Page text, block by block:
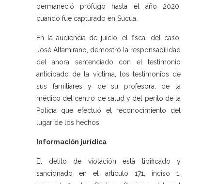
permaneció prófugo hasta el año 2020,
cuando fue capturado en Sucúa.
En la audiencia de juicio, el fiscal del caso,
José Altamirano, demostró la responsabilidad
del ahora sentenciado con el testimonio
anticipado de la víctima, los testimonios de
sus familiares y de su profesora, de la
médico del centro de salud y del perito de la
Policía que efectuó el reconocimiento del
lugar de los hechos.
Información jurídica
El delito de violación está tipificado y
sancionado en el artículo 171, inciso 1,